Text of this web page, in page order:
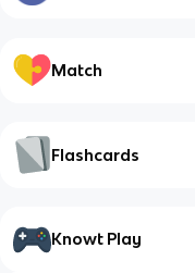
Match
Flashcards
Knowt Play